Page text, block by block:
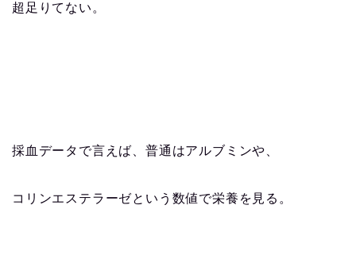
超足りてない。
採血データで言えば、普通はアルブミンや、
コリンエステラーゼという数値で栄養を見る。